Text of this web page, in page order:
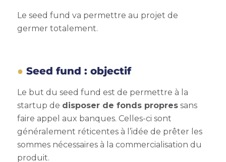
Le seed fund va permettre au projet de
germer totalement.
Seed fund : objectif
Le but du seed fund est de permettre à la
startup de disposer de fonds propressans
faire appel aux banques. Celles-ci sont
généralement réticentes à l’idée de prêter les
sommes nécessaires à la commercialisation du
produit.